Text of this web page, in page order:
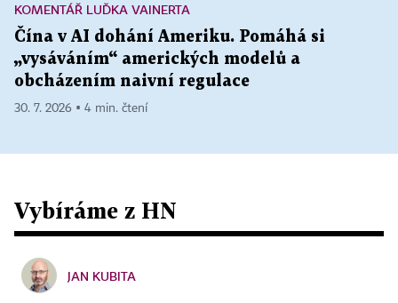
KOMENTÁŘ LUĎKA VAINERTA
Čína v AI dohání Ameriku. Pomáhá si
„vysáváním“ amerických modelů a
obcházením naivní regulace
30. 7. 2026 ▪ 4 min. čtení
Vybíráme z HN
JAN KUBITA